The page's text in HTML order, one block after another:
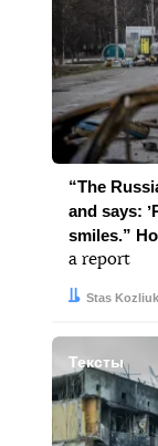
“The
and says:
smiles.”
a report
Автор:
Stas Kozliuk
Дата:
Тексты